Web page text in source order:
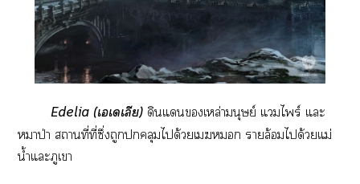
Edelia (เเเลีย) ดินแเหล่ามนุษย์ แไพร์ แะ
หมาป่า สถานที่ที่ซึ่งถูกคลุมได้วยเ รายล้อมได้วยแม่
น้ำแะภูเา